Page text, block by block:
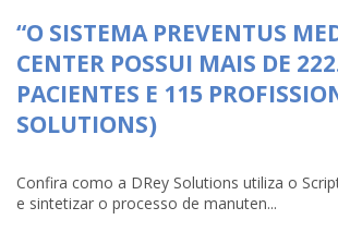
“O SISTEMA PREVENTUS
CENTER POSSUI MAIS DE
PACIENTES E 115
SOLUTIONS)
Confira como a DRey Solutions utiliza o
e sintetizar o processo de manuten...